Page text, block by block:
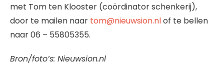
met Tom ten Klooster (coördinator schenkerij),
door te mailen naar tom@nieuwsion.nlof te bellen
naar 06 – 55805355.
Bron/foto’s: Nieuwsion.nl